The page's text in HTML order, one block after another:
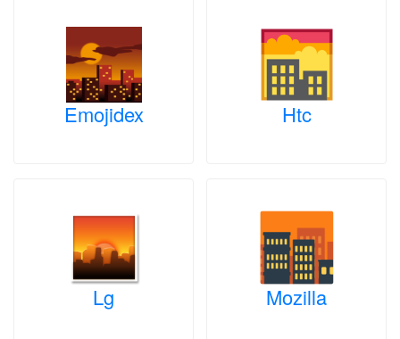
Emojidex Htc
Lg Mozilla